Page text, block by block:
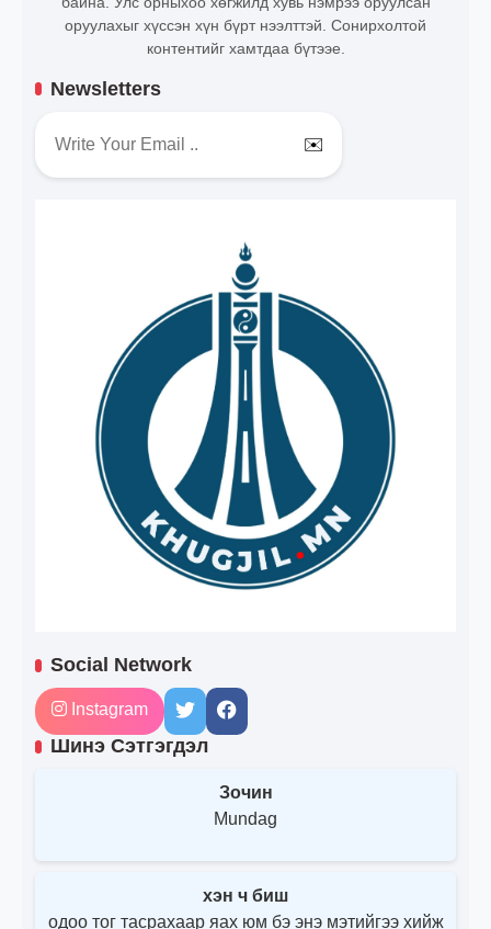
оруулахыг хүссэн хүн бүрт нээлттэй. Сонирхолтой
контентийг хамтдаа бүтээе.
Newsletters
✉️
Social Network
Instagram
Шинэ Сэтгэгдэл
Зочин
Mundag
хэн ч биш
одоо тог тасрахаар яах юм бэ энэ мэтийгээ хийж